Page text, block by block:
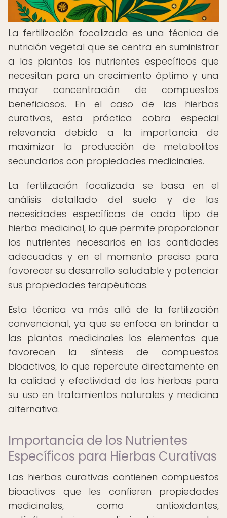
La fertilización focalizada es una técnica de
nutrición vegetal que se centra en suministrar
a las plantas los nutrientes específicos que
necesitan para un crecimiento óptimo y una
mayor concentración de compuestos
beneficiosos. En el caso de las hierbas
curativas, esta práctica cobra especial
relevancia debido a la importancia de
maximizar la producción de metabolitos
secundarios con propiedades medicinales.
La fertilización focalizada se basa en el
análisis detallado del suelo y de las
necesidades específicas de cada tipo de
hierba medicinal, lo que permite proporcionar
los nutrientes necesarios en las cantidades
adecuadas y en el momento preciso para
favorecer su desarrollo saludable y potenciar
sus propiedades terapéuticas.
Esta técnica va más allá de la fertilización
convencional, ya que se enfoca en brindar a
las plantas medicinales los elementos que
favorecen la síntesis de compuestos
bioactivos, lo que repercute directamente en
la calidad y efectividad de las hierbas para
su uso en tratamientos naturales y medicina
alternativa.
Importancia de los Nutrientes
Específicos para Hierbas Curativas
Las hierbas curativas contienen compuestos
bioactivos que les confieren propiedades
medicinales, como antioxidantes,